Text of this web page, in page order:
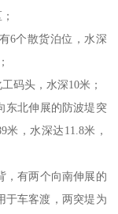
6个散货泊位，水深
码头，水深10米；
东北伸展的防波堤突
，水深达11.8米，
，有两个向南伸展的
于车客渡，两突堤为